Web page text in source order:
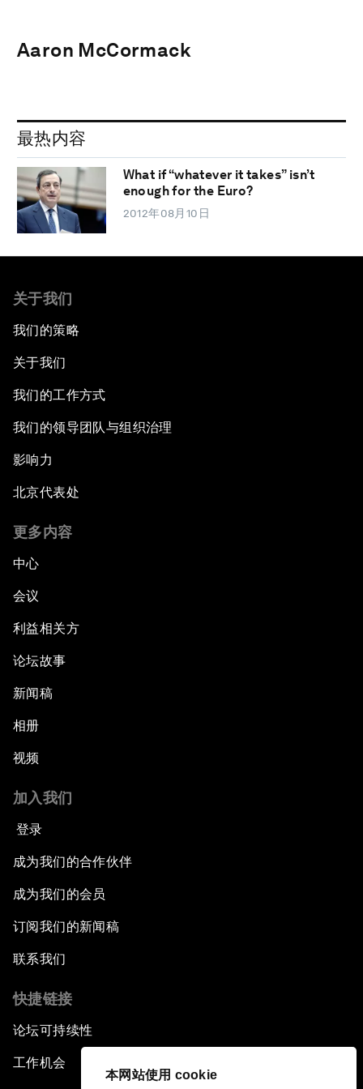
本网站使用 cookie
Aaron McCormack
最热内容
What if “whatever it takes” isn’t
enough for the Euro?
2012年08月10日
关于我们
我们的策略
关于我们
我们的工作方式
我们的领导团队与组织治理
影响力
北京代表处
更多内容
中心
会议
利益相关方
论坛故事
新闻稿
相册
视频
加入我们
登录
成为我们的合作伙伴
成为我们的会员
订阅我们的新闻稿
联系我们
快捷链接
论坛可持续性
工作机会